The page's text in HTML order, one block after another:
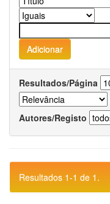
Resultados/Página
Autores/Registo
Resultados 1-1 de 1.